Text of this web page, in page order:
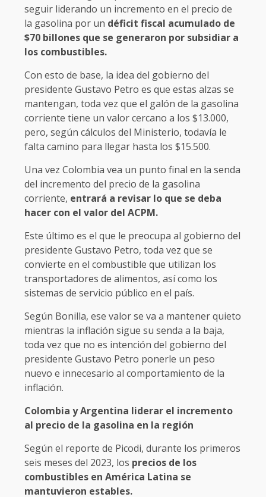
seguir liderando un incremento en el precio de
la gasolina por un déficit fiscal acumulado de
$70 billones que se generaron por subsidiar a
los combustibles.
Con esto de base, la idea del gobierno del
presidente Gustavo Petro es que estas alzas se
mantengan, toda vez que el galón de la gasolina
corriente tiene un valor cercano a los $13.000,
pero, según cálculos del Ministerio, todavía le
falta camino para llegar hasta los $15.500.
Una vez Colombia vea un punto final en la senda
del incremento del precio de la gasolina
corriente, entrará a revisar lo que se deba
hacer con el valor del ACPM.
Este último es el que le preocupa al gobierno del
presidente Gustavo Petro, toda vez que se
convierte en el combustible que utilizan los
transportadores de alimentos, así como los
sistemas de servicio público en el país.
Según Bonilla, ese valor se va a mantener quieto
mientras la inflación sigue su senda a la baja,
toda vez que no es intención del gobierno del
presidente Gustavo Petro ponerle un peso
nuevo e innecesario al comportamiento de la
inflación.
Colombia y Argentina liderar el incremento
al precio de la gasolina en la región
Según el reporte de Picodi, durante los primeros
seis meses del 2023, los precios de los
combustibles en América Latina se
mantuvieron estables.